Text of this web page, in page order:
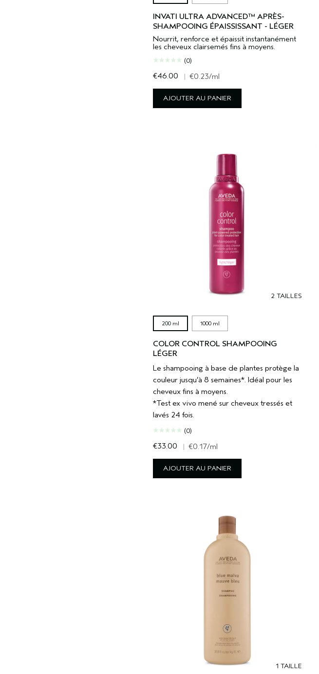
INVATI ULTRA ADVANCED™ APRÈS-
SHAMPOOING ÉPAISSISSANT - LÉGER
Nourrit, renforce et épaissit instantanément
les cheveux clairsemés fins à moyens.
(0)
€46.00 | €0.23/ml
AJOUTER AU PANIER
2 TAILLES
200 ml 1000 ml
COLOR CONTROL SHAMPOOING
LÉGER
Le shampooing à base de plantes protège la
couleur jusqu’à 8 semaines*. Idéal pour les
cheveux fins à moyens.
*Test ex vivo mené sur cheveux tressés et
lavés 24 fois.
(0)
€33.00 | €0.17/ml
AJOUTER AU PANIER
1 TAILLE